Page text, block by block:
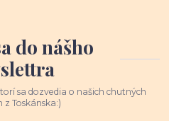
do nášho
sa dozvedia o našich chutných
z Toskánska:)